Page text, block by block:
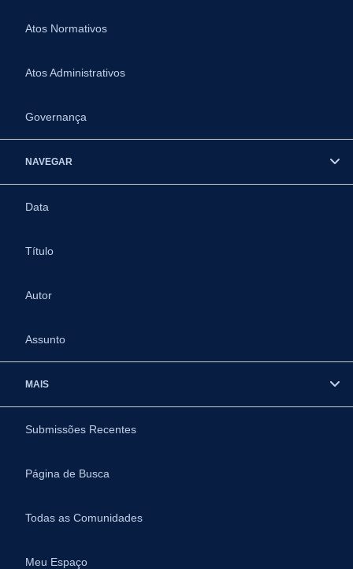
Atos Normativos
Atos Administrativos
Governança
NAVEGAR
Data
Título
Autor
Assunto
MAIS
Submissões Recentes
Página de Busca
Todas as Comunidades
Meu Espaço